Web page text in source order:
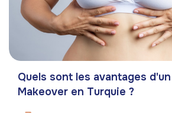
Quels sont les avantages
Makeover en Turquie ?